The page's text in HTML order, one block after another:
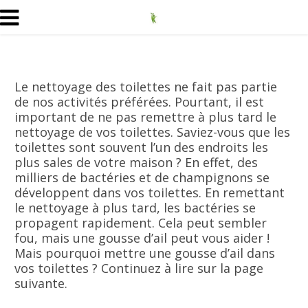
Le nettoyage des toilettes ne fait pas partie
de nos activités préférées. Pourtant, il est
important de ne pas remettre à plus tard le
nettoyage de vos toilettes. Saviez-vous que les
toilettes sont souvent l’un des endroits les
plus sales de votre maison ? En effet, des
milliers de bactéries et de champignons se
développent dans vos toilettes. En remettant
le nettoyage à plus tard, les bactéries se
propagent rapidement. Cela peut sembler
fou, mais une gousse d’ail peut vous aider !
Mais pourquoi mettre une gousse d’ail dans
vos toilettes ? Continuez à lire sur la page
suivante.